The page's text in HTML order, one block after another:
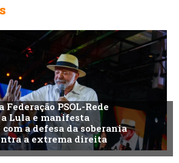
Federação PSOL-Rede
Lula e manifesta
a defesa da soberania
a extrema direita